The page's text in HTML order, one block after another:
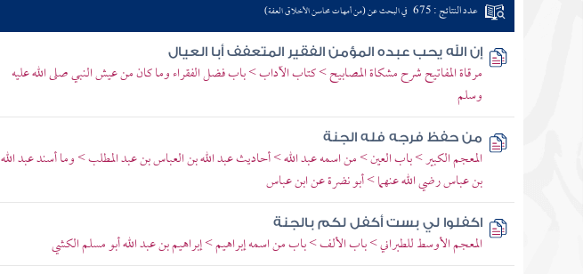
عدد النتائج : 675 في البحث عن (من أمهات محاسن الأخلاق العفة)
إن الله يحب عبده المؤمن الفقير المتعفف أبا العيال
مرقاة المفاتيح شرح مشكاة المصابيح > كتاب الآداب > باب فضل الفقراء وما كان من عيش النبي صلى الله عليه
وسلم
من حفظ فرجه فله الجنة
المعجم الكبير > باب العين > من اسمه عبد الله > أحاديث عبد الله بن العباس بن عبد المطلب > وما أسند عبد الله
بن عباس رضي الله عنهما > أبو نضرة عن ابن عباس
اكفلوا لي بست أكفل لكم بالجنة
المعجم الأوسط للطبراني > باب الألف > باب من اسمه إبراهيم > إبراهيم بن عبد الله أبو مسلم الكشي